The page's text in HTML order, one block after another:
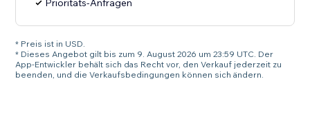
Prioritäts-Anfragen
* Preis ist in USD.
* Dieses Angebot gilt bis zum 9. August 2026 um 23:59 UTC. Der
App-Entwickler behält sich das Recht vor, den Verkauf jederzeit zu
beenden, und die Verkaufsbedingungen können sich ändern.